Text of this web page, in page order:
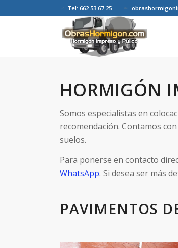
Tel: 662 53 67 25
HORMIGÓN
Somos especialistas en
recomendación. Contamos
suelos.
Para ponerse en contacto
WhatsApp. Si desea ser más
PAVIMENTOS